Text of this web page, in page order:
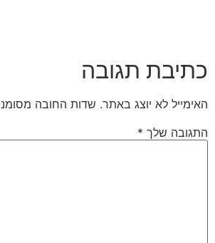
כתיבת תגובה
האימייל לא יוצג באתר. שדות החובה
התגובה שלך *